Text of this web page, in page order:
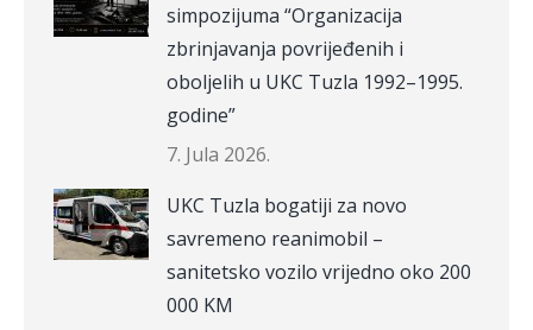
simpozijuma “Organizacija
zbrinjavanja povrijeđenih i
oboljelih u UKC Tuzla 1992–1995.
godine”
7. Jula 2026.
UKC Tuzla bogatiji za novo
savremeno reanimobil –
sanitetsko vozilo vrijedno oko 200
000 KM